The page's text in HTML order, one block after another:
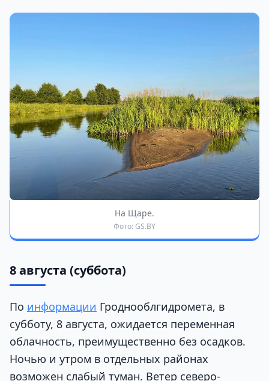
На Щаре.
Фото: GS.BY
8 августа (суббота)
По информации Гроднооблгидромета, в
субботу, 8 августа, ожидается переменная
облачность, преимущественно без осадков.
Ночью и утром в отдельных районах
возможен слабый туман. Ветер северо-